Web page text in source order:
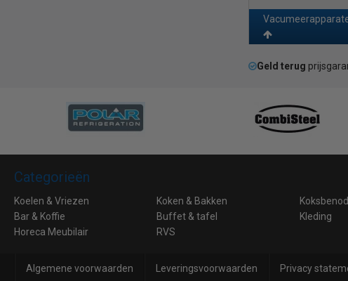
Geld terug
Categorieën
Koelen & Vriezen Koken & Bakken
Bar & Koffie
Buffet & tafel Kleding
Horeca Meubilair
RVS
Algemene voorwaarden Leveringsvoorwaarden Privacy